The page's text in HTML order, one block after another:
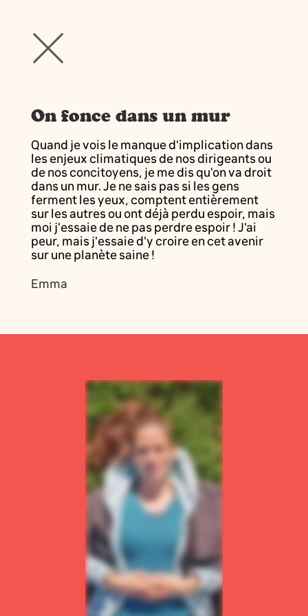
On fonce dans un mur
Quand je vois le manque d'implication dans
les enjeux climatiques de nos dirigeants ou
de nos concitoyens, je me dis qu'on va droit
dans un mur. Je ne sais pas si les gens
ferment les yeux, comptent entièrement
sur les autres ou ont déjà perdu espoir, mais
moi j'essaie de ne pas perdre espoir ! J'ai
peur, mais j'essaie d'y croire en cet avenir
sur une planète saine !
Emma